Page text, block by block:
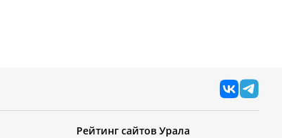
Рейтинг сайтов Урала